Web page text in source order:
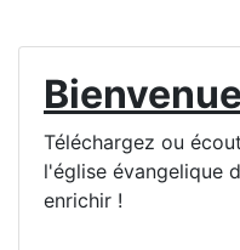
Bienvenue
Téléchargez ou
l'église évangelique
enrichir !